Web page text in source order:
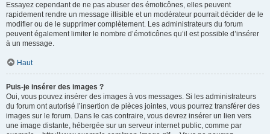
Essayez cependant de ne pas abuser des émoticônes, elles peuvent
rapidement rendre un message illisible et un modérateur pourrait décider de le
modifier ou de le supprimer complètement. Les administrateurs du forum
peuvent également limiter le nombre d’émoticônes qu’il est possible d’insérer
à un message.
Haut
Puis-je insérer des images ?
Oui, vous pouvez insérer des images à vos messages. Si les administrateurs
du forum ont autorisé l’insertion de pièces jointes, vous pourrez transférer des
images sur le forum. Dans le cas contraire, vous devrez insérer un lien vers
une image distante, hébergée sur un serveur internet public, comme par